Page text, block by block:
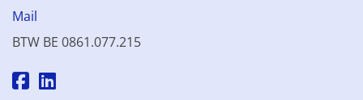
Mail
BTW BE 0861.077.215